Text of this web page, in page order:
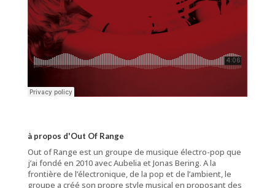
à propos d'Out Of Range
Out of Range est un groupe de musique électro-pop que
j’ai fondé en 2010 avec Aubelia et Jonas Bering. A la
frontière de l’électronique, de la pop et de l’ambient, le
groupe a créé son propre style musical en proposant des